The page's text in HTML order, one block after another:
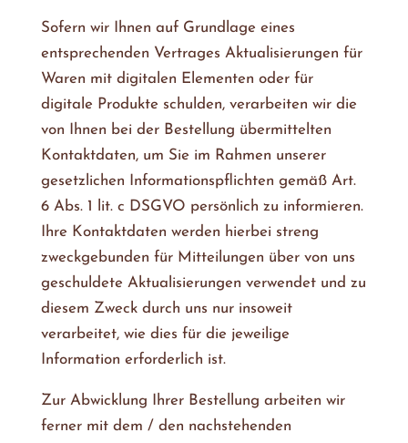
Sofern wir Ihnen auf Grundlage eines
entsprechenden Vertrages Aktualisierungen für
Waren mit digitalen Elementen oder für
digitale Produkte schulden, verarbeiten wir die
von Ihnen bei der Bestellung übermittelten
Kontaktdaten, um Sie im Rahmen unserer
gesetzlichen Informationspflichten gemäß Art.
6 Abs. 1 lit. c DSGVO persönlich zu informieren.
Ihre Kontaktdaten werden hierbei streng
zweckgebunden für Mitteilungen über von uns
geschuldete Aktualisierungen verwendet und zu
diesem Zweck durch uns nur insoweit
verarbeitet, wie dies für die jeweilige
Information erforderlich ist.
Zur Abwicklung Ihrer Bestellung arbeiten wir
ferner mit dem / den nachstehenden